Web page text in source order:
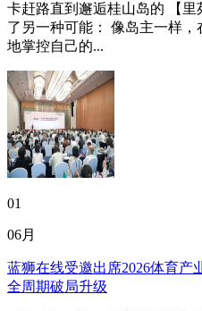
卡赶路直到邂逅桂山岛的 【
了另一种可能： 像岛主一样
地掌控自己的...
01
06月
蓝狮在线受邀出席2026体育产
全周期破局升级